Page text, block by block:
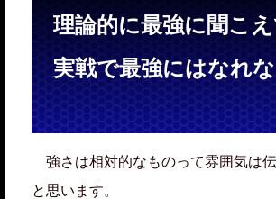
理論的に最強に聞こえ
実戦で最強にはなれ
強さは相対的なものって雰囲気は
と思います。